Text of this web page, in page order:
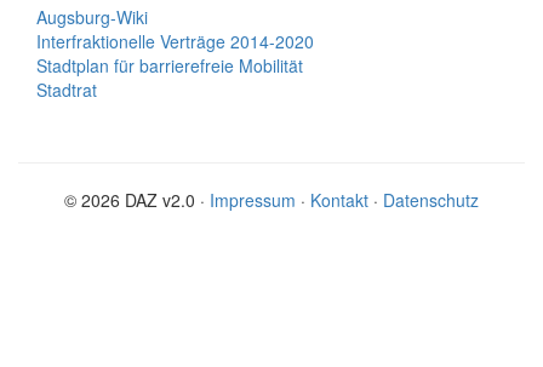
Augsburg-Wiki
Interfraktionelle Verträge 2014-2020
Stadtplan für barrierefreie Mobilität
Stadtrat
© 2026 DAZ v2.0 · Impressum · Kontakt · Datenschutz